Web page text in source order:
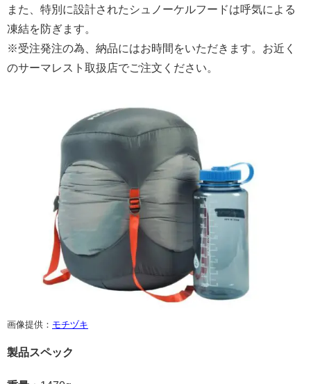
また、特別に設計されたシュノーケルフードは呼気による
凍結を防ぎます。
※受注発注の為、納品にはお時間をいただきます。お近く
のサーマレスト取扱店でご注文ください。
画像提供： モチヅキ
製品スペック